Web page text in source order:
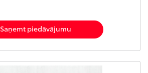
Saņemt piedāvājumu